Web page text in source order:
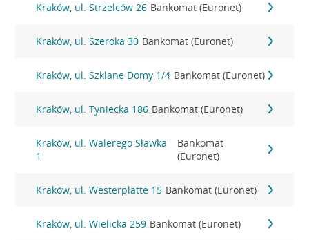
Kraków, ul. Strzelców 26 Bankomat (Euronet)
Kraków, ul. Szeroka 30 Bankomat (Euronet)
Kraków, ul. Szklane Domy 1/4 Bankomat (Euronet)
Kraków, ul. Tyniecka 186 Bankomat (Euronet)
Kraków, ul. Walerego Sławka
1
Bankomat
(Euronet)
Kraków, ul. Westerplatte 15 Bankomat (Euronet)
Kraków, ul. Wielicka 259 Bankomat (Euronet)